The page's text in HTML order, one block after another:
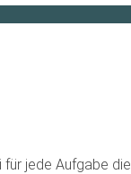
jede Aufgabe die